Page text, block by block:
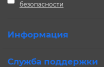
безопасности
Информация
Служба поддержки